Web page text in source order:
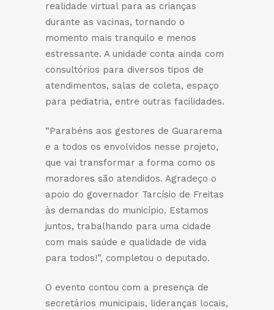
realidade virtual para as crianças
durante as vacinas, tornando o
momento mais tranquilo e menos
estressante. A unidade conta ainda com
consultórios para diversos tipos de
atendimentos, salas de coleta, espaço
para pediatria, entre outras facilidades.
“Parabéns aos gestores de Guararema
e a todos os envolvidos nesse projeto,
que vai transformar a forma como os
moradores são atendidos. Agradeço o
apoio do governador Tarcísio de Freitas
às demandas do município. Estamos
juntos, trabalhando para uma cidade
com mais saúde e qualidade de vida
para todos!”, completou o deputado.
O evento contou com a presença de
secretários municipais, lideranças locais,